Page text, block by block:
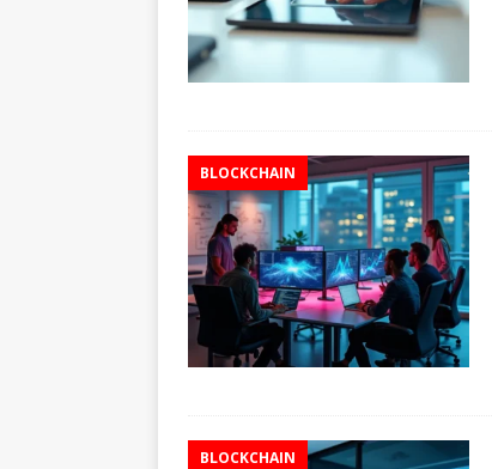
BLOCKCHAIN
BLOCKCHAIN